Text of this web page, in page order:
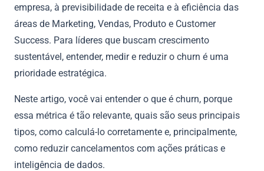
empresa, à previsibilidade de receita e à eficiência das
áreas de Marketing, Vendas, Produto e Customer
Success. Para líderes que buscam crescimento
sustentável, entender, medir e reduzir o churn é uma
prioridade estratégica.
Neste artigo, você vai entender o que é churn, porque
essa métrica é tão relevante, quais são seus principais
tipos, como calculá-lo corretamente e, principalmente,
como reduzir cancelamentos com ações práticas e
inteligência de dados.